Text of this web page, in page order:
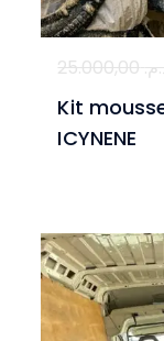
Kit
ICYNENE
25.000,00